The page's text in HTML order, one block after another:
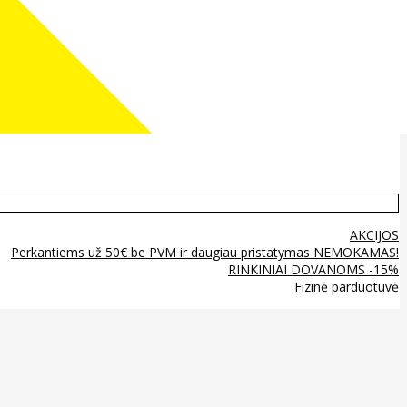
AKCIJOS
Perkantiems už 50€ be PVM ir daugiau pristatymas NEMOKAMAS!
RINKINIAI DOVANOMS -15%
Fizinė parduotuvė